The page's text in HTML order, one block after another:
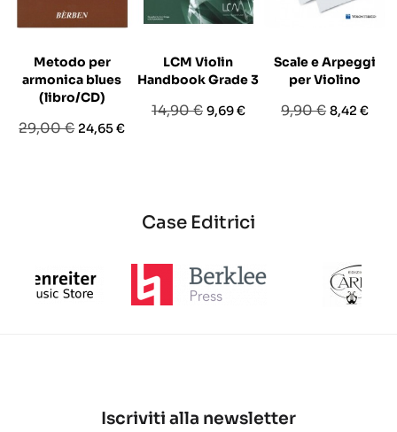
Metodo per
armonica blues
(libro/CD)
Prezzo
29,00 € Prezzo
24,65 €
LCM Violin
Handbook Grade 3
Prezzo
14,90 € Prezzo
9,69 €
Scale e Arpeggi
per Violino
Prezzo
9,90 € Prezzo
8,42 €
Case Editrici
Iscriviti alla newsletter